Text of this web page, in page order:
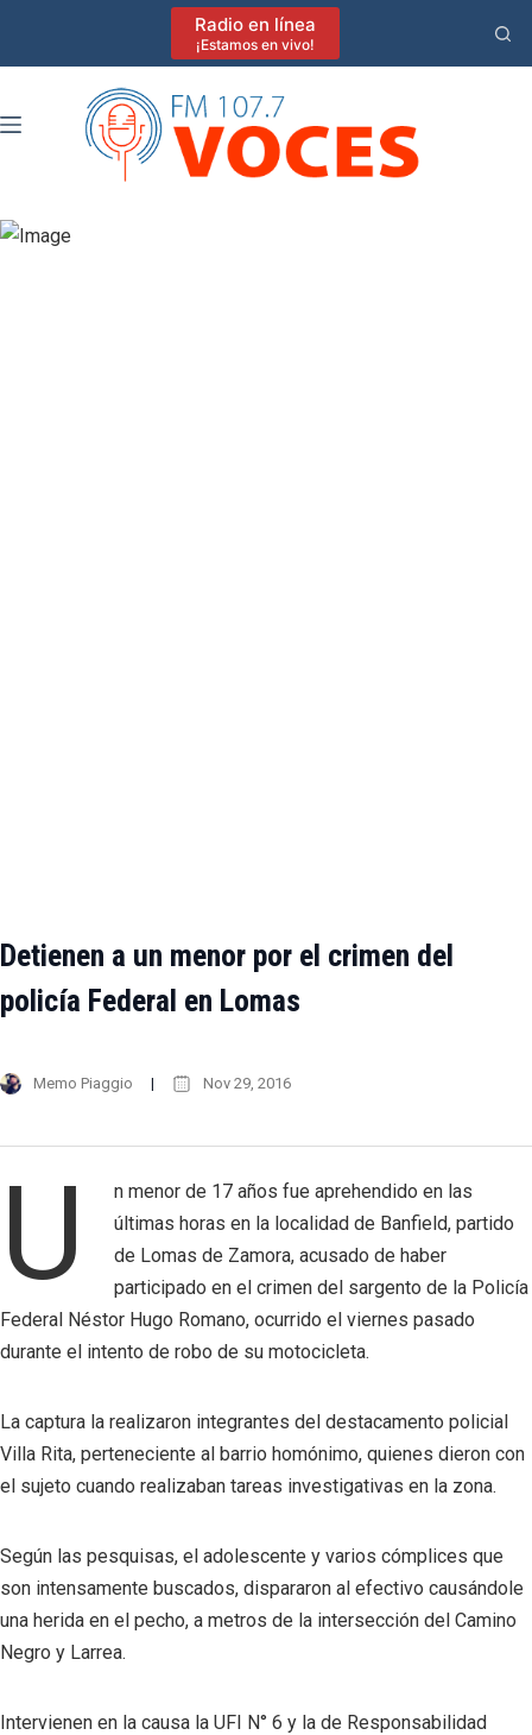
Radio en línea
¡Estamos en vivo!
Detienen a un menor por el crimen del
policía Federal en Lomas
Memo Piaggio Nov 29, 2016
U
n menor de 17 años fue aprehendido en las
últimas horas en la localidad de Banfield, partido
de Lomas de Zamora, acusado de haber
participado en el crimen del sargento de la Policía
Federal Néstor Hugo Romano, ocurrido el viernes pasado
durante el intento de robo de su motocicleta.
La captura la realizaron integrantes del destacamento policial
Villa Rita, perteneciente al barrio homónimo, quienes dieron con
el sujeto cuando realizaban tareas investigativas en la zona.
Según las pesquisas, el adolescente y varios cómplices que
son intensamente buscados, dispararon al efectivo causándole
una herida en el pecho, a metros de la intersección del Camino
Negro y Larrea.
Intervienen en la causa la UFI N° 6 y la de Responsabilidad